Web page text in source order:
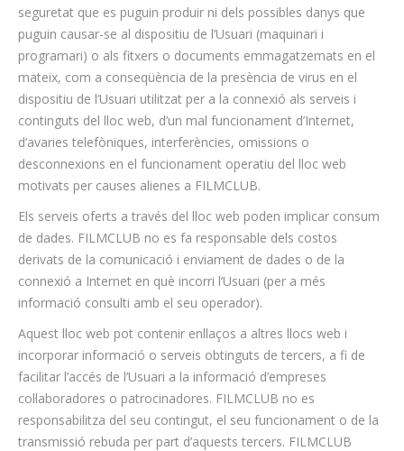
seguretat que es puguin produir ni dels possibles danys que
puguin causar-se al dispositiu de l’Usuari (maquinari i
programari) o als fitxers o documents emmagatzemats en el
mateix, com a conseqüència de la presència de virus en el
dispositiu de l’Usuari utilitzat per a la connexió als serveis i
continguts del lloc web, d’un mal funcionament d’Internet,
d’avaries telefòniques, interferències, omissions o
desconnexions en el funcionament operatiu del lloc web
motivats per causes alienes a FILMCLUB.
Els serveis oferts a través del lloc web poden implicar consum
de dades. FILMCLUB no es fa responsable dels costos
derivats de la comunicació i enviament de dades o de la
connexió a Internet en què incorri l’Usuari (per a més
informació consulti amb el seu operador).
Aquest lloc web pot contenir enllaços a altres llocs web i
incorporar informació o serveis obtinguts de tercers, a fi de
facilitar l’accés de l’Usuari a la informació d’empreses
col·laboradores o patrocinadores. FILMCLUB no es
responsabilitza del seu contingut, el seu funcionament o de la
transmissió rebuda per part d’aquests tercers. FILMCLUB